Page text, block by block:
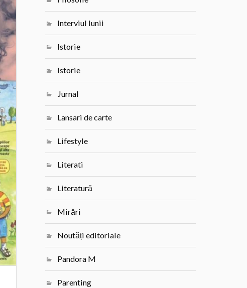
Interviul lunii
Istorie
Istorie
Jurnal
Lansari de carte
Lifestyle
Literati
Literatură
Mirări
Noutăți editoriale
Pandora M
Parenting